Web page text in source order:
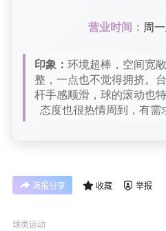
营业时间： 周
印象： 环境超棒，空间宽
整，一点也不觉得拥挤。
杆手感顺滑，球的滚动也
态度也很热情周到，有需
海报分享 收藏 举报
球类运动